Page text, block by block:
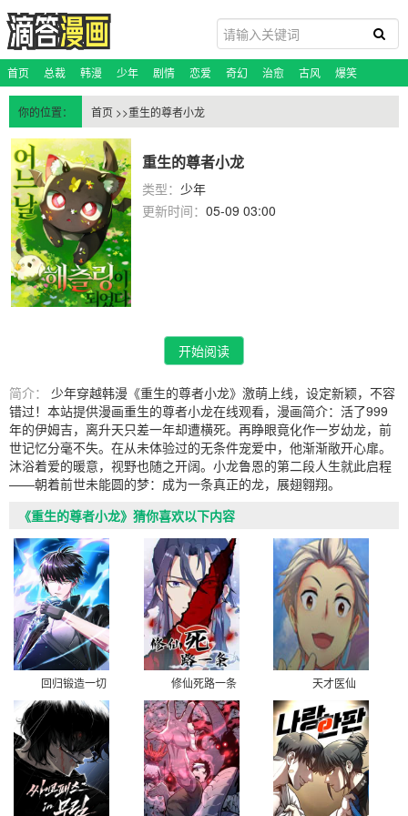
首页 总裁 韩漫 少年 剧情 恋爱 奇幻 治愈 古风
爆笑
恐怖悬疑
科幻 玄幻 校园 百合 脑洞 蔷薇
你的位置： 首页 >>重生的尊者小龙
重生的尊者小龙
类型： 少年
更新时间： 05-09 03:00
开始阅读
简介：
少年穿越韩漫《重生的尊者小龙》激萌上线，设定新颖，不容
错过！本站提供漫画重生的尊者小龙在线观看，漫画简介：活了999
年的伊姆吉，离升天只差一年却遭横死。再睁眼竟化作一岁幼龙，前
世记忆分毫不失。在从未体验过的无条件宠爱中，他渐渐敞开心扉。
沐浴着爱的暖意，视野也随之开阔。小龙鲁恩的第二段人生就此启程
——朝着前世未能圆的梦：成为一条真正的龙，展翅翱翔。
《重生的尊者小龙》猜你喜欢以下内容
回归锻造一切 修仙死路一条 天才医仙